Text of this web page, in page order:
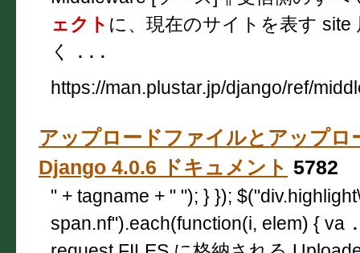
ェクト に、現在のサイトを表す site
く
...
https://man.plustar.jp/django/ref/
アップロードファイルとアップ
Django 4.0.6 ドキュメント 5782
" + tagname + " "); } });
span.nf").each(function(i, elem) { va